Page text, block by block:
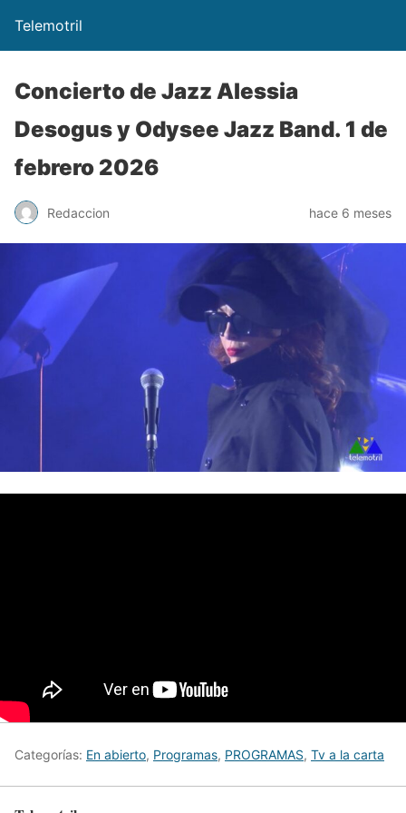
Telemotril
Concierto de Jazz Alessia
Desogus y Odysee Jazz Band. 1 de
febrero 2026
Redaccion hace 6 meses
Categorías: En abierto, Programas, PROGRAMAS, Tv a la carta